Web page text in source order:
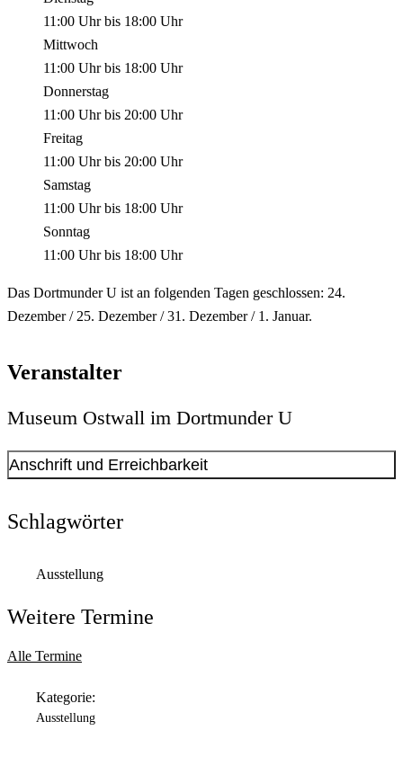
11:00 Uhrbis 18:00 Uhr
Mittwoch
11:00 Uhrbis 18:00 Uhr
Donnerstag
11:00 Uhrbis 20:00 Uhr
Freitag
11:00 Uhrbis 20:00 Uhr
Samstag
11:00 Uhrbis 18:00 Uhr
Sonntag
11:00 Uhrbis 18:00 Uhr
Das Dortmunder U ist an folgenden Tagen geschlossen: 24.
Dezember / 25. Dezember / 31. Dezember / 1. Januar.
Veranstalter
Museum Ostwall im Dortmunder U
Anschrift und Erreichbarkeit
Anschrift
Montag
Geschlossen
11:00 Uhr
Mittwoch
Schlagwörter
Ausstellung
Weitere Termine
Alle Termine
Kategorie:
Ausstellung